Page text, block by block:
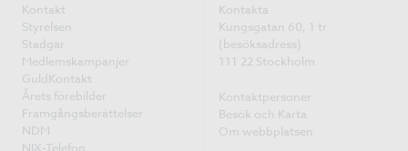
Kontakt
Styrelsen
Stadgar
Medlemskampanjer
GuldKontakt
Årets förebilder
Framgångsberättelser
NDM
NIX-Telefon
Kontakta
Kungsgatan 60, 1 tr
(besöksadress)
111 22 Stockholm
Kontaktpersoner
Besök och Karta
Om webbplatsen